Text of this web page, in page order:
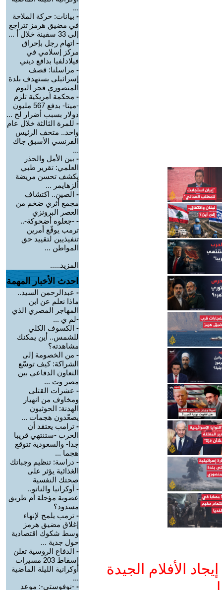
الأفلام الجيدة
...
- بيانات: حركة الملاحة
في مضيق هرمز تتراجع
إلى 33 سفينة خلال أ ...
- اتهام رجل بإحراق
مركز إسلامي في
فيلادلفيا بدافع ديني
- مراسلنا: قصف
إسرائيلي يستهدف بلدة
المنصوري فجر اليوم
- محكمة أمريكية تلزم
-ميتا- بدفع 567 مليون
دولار بسبب أضرار لح ...
- للمرة الثالثة خلال عام
واحد.. متحف الرئيس
الفرنسي الأسبق جاك
...
- بين الأمل والحذر
العلمي: تقرير طبي
يكشف تحسن مريضة
ألزهايمر ...
- الصين.. اكتشاف
مجمع أثري ضخم من
العصر البرونزي
- -جعلوه أضحوكة-..
ترمب يوقّع أمرين
تنفيذيين لتقييد حق
المواطن ...
المزيد.....
احدث الأخبار المهمة
- عبدالرحمن السيد..
ماذا نعلم عن ابن
المهاجر المصري الذي
-لم ي ...
- الكسوف الكلي
للشمس.. أين يمكنك
مشاهدته؟
- من الخصومة إلى
الشراكة: كيف توسّع
التعاون الدفاعي بين
مصر وت ...
- عشرات القتلى
ومخاوف من انهيار
الهدنة: الحوثيون
يصعّدون هجمات ...
- ترامب يعتقد أن
الحرب -ستنتهي قريبا
جدا- والسعودية تتوقع
هجما ...
- دراسة: تنظيم وجباتك
الغذائية يؤثر على
صحتك النفسية
- أوكرانيا والناتو..
عضوية مؤجلة أم طريق
مسدود؟
- ترمب يلمح لإنهاء
إغلاق مضيق هرمز
وسط شكوك اقتصادية
حول جدية ...
- الدفاع الروسية تعلن
إسقاط 203 مسيرات
أوكرانية الليلة الماضية
...
- -نوفوستي-: موعد